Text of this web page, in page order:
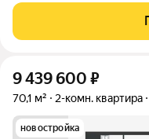
за ней открываются
природу. Уникальная
9 439 600 ₽
70,1 м² 2-комн. квартира
новостройка